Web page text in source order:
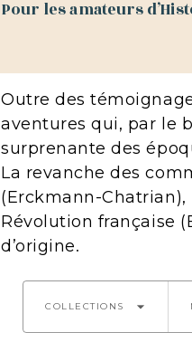
Pour les amateurs
Outre des
aventures qui, par le
surprenante des
La revanche des
(Erckmann-Chatrian),
Révolution française
d’origine.
COLLECTIONS arrow_drop_down